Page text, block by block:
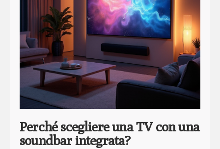
Perché scegliere una TV con una
soundbar integrata?